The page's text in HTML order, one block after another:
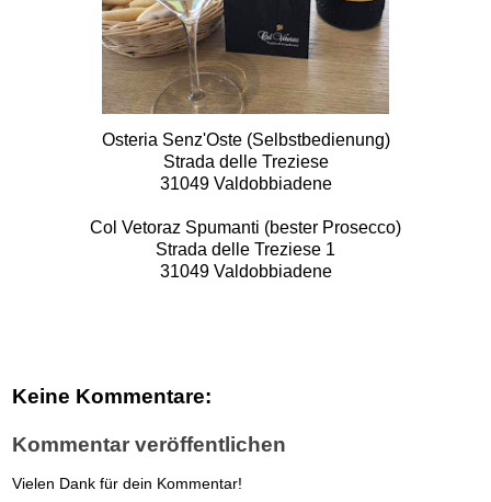
Osteria Senz'Oste (Selbstbedienung)
Strada delle Treziese
31049 Valdobbiadene
Col Vetoraz Spumanti (bester Prosecco)
Strada delle Treziese 1
31049 Valdobbiadene
Keine Kommentare:
Kommentar veröffentlichen
Vielen Dank für dein Kommentar!